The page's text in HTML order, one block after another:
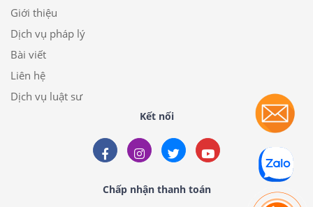
Giới thiệu
Dịch vụ pháp lý
Bài viết
Liên hệ
Dịch vụ luật sư
Kết nối
Chấp nhận thanh toán